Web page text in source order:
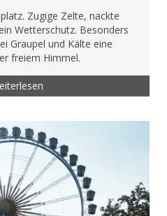
Zugige Zelte, nackte
Wetterschutz. Besonders
Graupel und Kälte eine
freiem Himmel.